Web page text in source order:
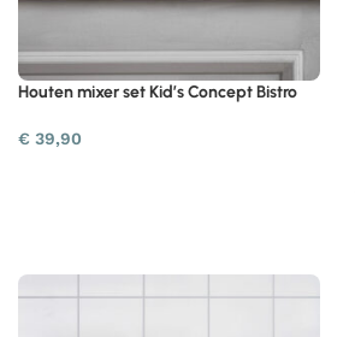
Houten mixer set Kid’s Concept Bistro
€ 39,90